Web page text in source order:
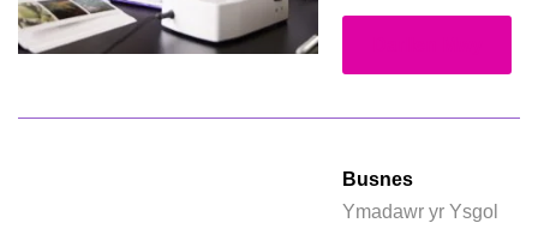
Busnes
Ymadawr yr Ysgol